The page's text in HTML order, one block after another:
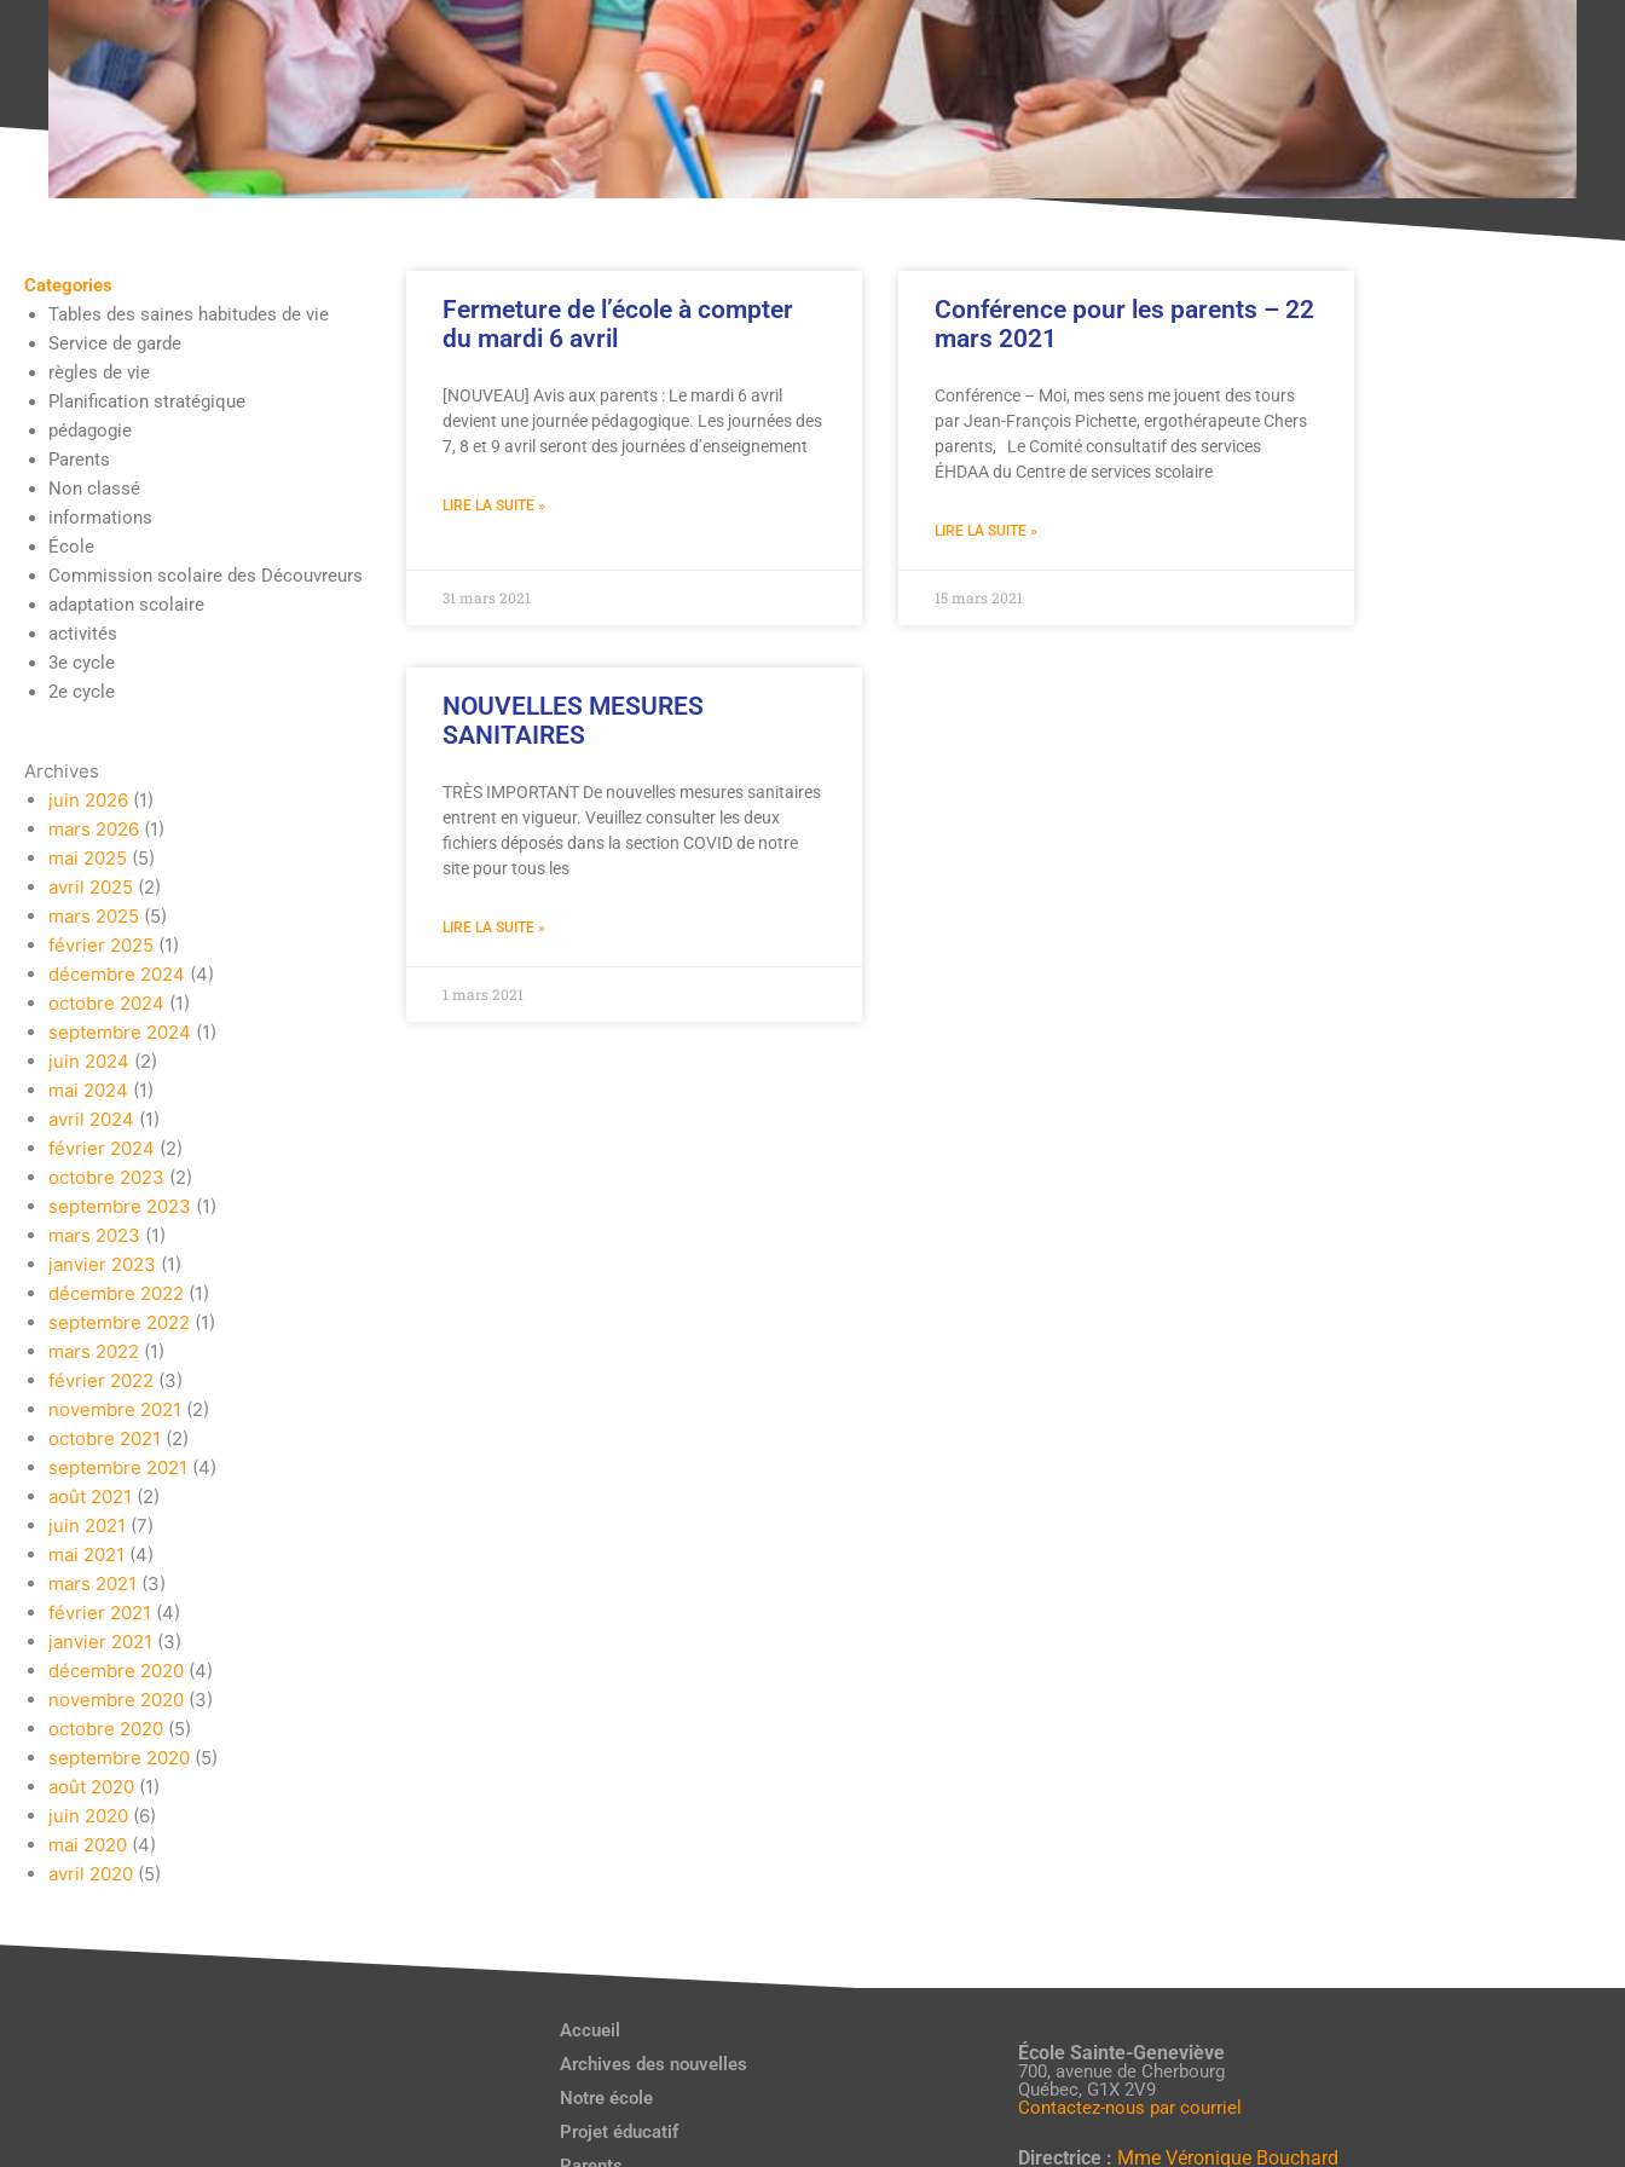
Categories
Tables des saines habitudes de vie
Service de garde
règles de vie
Planification stratégique
pédagogie
Parents
Non classé
informations
École
Commission scolaire des Découvreurs
adaptation scolaire
activités
3e cycle
2e cycle
Archives
juin 2026 (1)
mars 2026 (1)
mai 2025 (5)
avril 2025 (2)
mars 2025 (5)
février 2025 (1)
décembre 2024 (4)
octobre 2024 (1)
septembre 2024 (1)
juin 2024 (2)
mai 2024 (1)
avril 2024 (1)
février 2024 (2)
octobre 2023 (2)
septembre 2023 (1)
mars 2023 (1)
janvier 2023 (1)
décembre 2022 (1)
septembre 2022 (1)
mars 2022 (1)
février 2022 (3)
novembre 2021 (2)
octobre 2021 (2)
septembre 2021 (4)
août 2021 (2)
juin 2021 (7)
mai 2021 (4)
mars 2021 (3)
février 2021 (4)
janvier 2021 (3)
décembre 2020 (4)
novembre 2020 (3)
octobre 2020 (5)
septembre 2020 (5)
août 2020 (1)
juin 2020 (6)
mai 2020 (4)
avril 2020 (5)
Fermeture de l’école à compter
du mardi 6 avril
[NOUVEAU] Avis aux parents : Le mardi 6 avril
devient une journée pédagogique. Les journées des
7, 8 et 9 avril seront des journées d’enseignement
LIRE LA SUITE »
31 mars 2021
Conférence pour les parents – 22
mars 2021
Conférence – Moi, mes sens me jouent des tours
par Jean-François Pichette, ergothérapeute Chers
parents, Le Comité consultatif des services
ÉHDAA du Centre de services scolaire
LIRE LA SUITE »
15 mars 2021
NOUVELLES MESURES
SANITAIRES
TRÈS IMPORTANT De nouvelles mesures sanitaires
entrent en vigueur. Veuillez consulter les deux
fichiers déposés dans la section COVID de notre
site pour tous les
LIRE LA SUITE »
1 mars 2021
Accueil
Archives des nouvelles
Notre école
Projet éducatif
École Sainte-Geneviève
700, avenue de Cherbourg
Québec, G1X 2V9
Contactez-nous par courriel
Directrice : Mme Véronique Bouchard